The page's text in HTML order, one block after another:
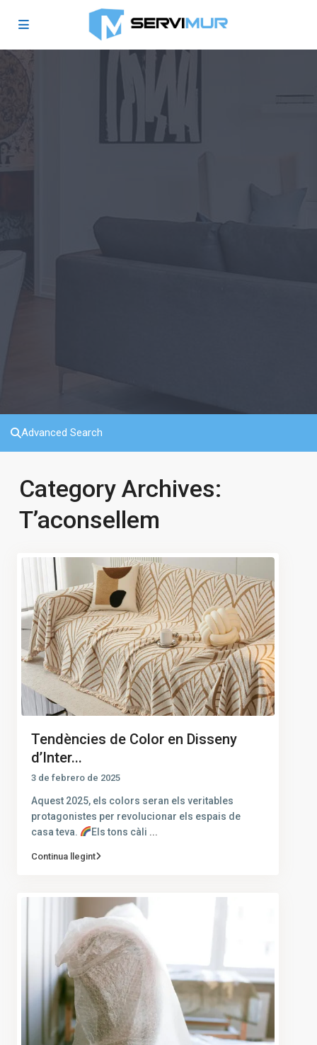
Advanced Search
Category Archives:
T’aconsellem
Tendències de Color en Disseny
d’Inter...
3 de febrero de 2025
Aquest 2025, els colors seran els veritables
protagonistes per revolucionar els espais de
casa teva.
Els tons càli ...
Continua llegint